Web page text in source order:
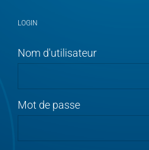
LOGIN
Nom d'utilisateur
Mot de passe